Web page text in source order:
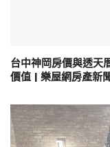
台中神岡房價與透天
價值 | 樂屋網房產新